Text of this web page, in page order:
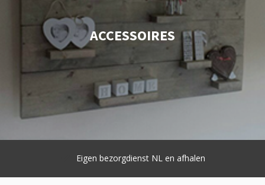
ACCESSOIRES
Eigen bezorgdienst NL en afhalen